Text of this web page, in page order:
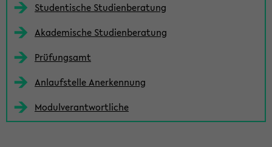
Studentische Studienberatung
Akademische Studienberatung
Prüfungsamt
Anlaufstelle Anerkennung
Modulverantwortliche